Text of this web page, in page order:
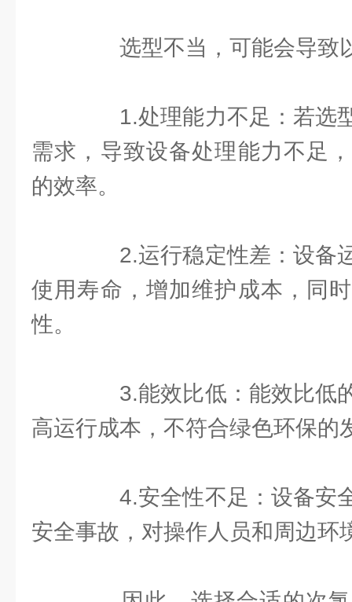
选型不当，可能会导致
1.处理能力不足：若选
需求，导致设备处理能力不足
的效率。
2.运行稳定性差：设备
使用寿命，增加维护成本，同
性。
3.能效比低：能效比低
高运行成本，不符合绿色环保的
4.安全性不足：设备安
安全事故，对操作人员和周边环